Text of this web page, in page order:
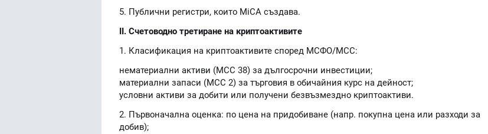
5. Публични регистри, които MiCA създава.
II. Счетоводно третиране на криптоактивите
1. Класификация на криптоактивите според МСФО/МСС:
нематериални активи (МСС 38) за дългосрочни инвестиции;
материални запаси (МСС 2) за търговия в обичайния курс на дейност;
условни активи за добити или получени безвъзмездно криптоактиви.
2. Първоначална оценка: по цена на придобиване (напр. покупна цена или разходи за
добив);